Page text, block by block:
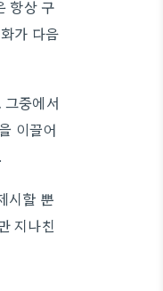
항상 구
가 다음
중에서
이끌어
시할 뿐
지나친